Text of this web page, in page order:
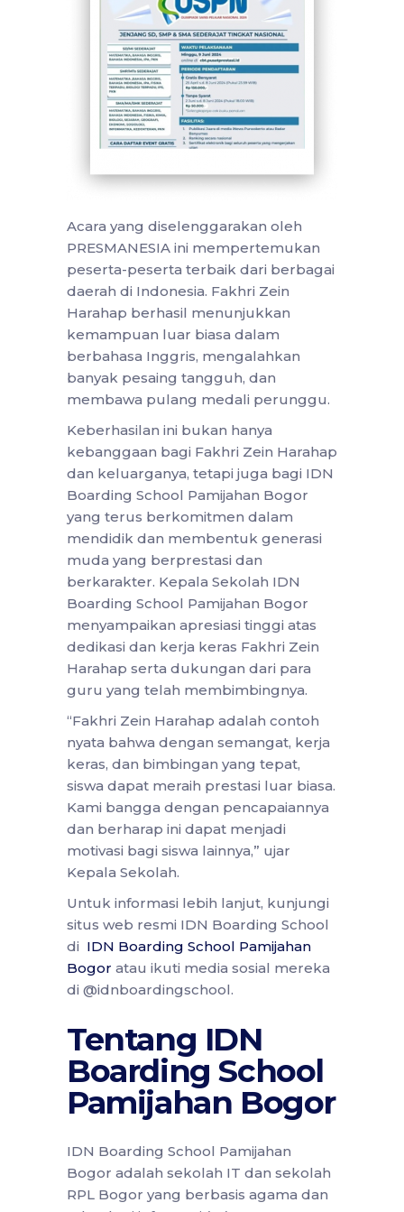
Acara yang diselenggarakan oleh
PRESMANESIA ini mempertemukan
peserta-peserta terbaik dari berbagai
daerah di Indonesia. Fakhri Zein
Harahap berhasil menunjukkan
kemampuan luar biasa dalam
berbahasa Inggris, mengalahkan
banyak pesaing tangguh, dan
membawa pulang medali perunggu.
Keberhasilan ini bukan hanya
kebanggaan bagi Fakhri Zein Harahap
dan keluarganya, tetapi juga bagi IDN
Boarding School Pamijahan Bogor
yang terus berkomitmen dalam
mendidik dan membentuk generasi
muda yang berprestasi dan
berkarakter. Kepala Sekolah IDN
Boarding School Pamijahan Bogor
menyampaikan apresiasi tinggi atas
dedikasi dan kerja keras Fakhri Zein
Harahap serta dukungan dari para
guru yang telah membimbingnya.
“Fakhri Zein Harahap adalah contoh
nyata bahwa dengan semangat, kerja
keras, dan bimbingan yang tepat,
siswa dapat meraih prestasi luar biasa.
Kami bangga dengan pencapaiannya
dan berharap ini dapat menjadi
motivasi bagi siswa lainnya,” ujar
Kepala Sekolah.
Untuk informasi lebih lanjut, kunjungi
situs web resmi IDN Boarding School
di IDN Boarding School Pamijahan
Bogor atau ikuti media sosial mereka
di @idnboardingschool.
Tentang IDN
Boarding School
Pamijahan Bogor
IDN Boarding School Pamijahan
Bogor adalah sekolah IT dan sekolah
RPL Bogor yang berbasis agama dan